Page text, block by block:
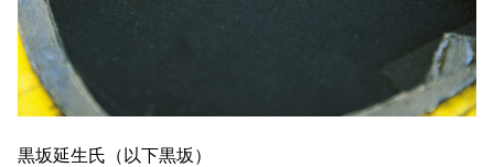
黒坂延生氏（以下黒坂）